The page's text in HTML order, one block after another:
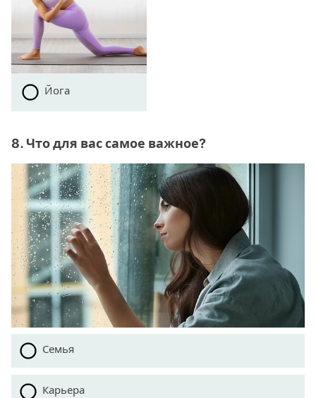
Йога
8. Что для вас самое важное?
Семья
Карьера